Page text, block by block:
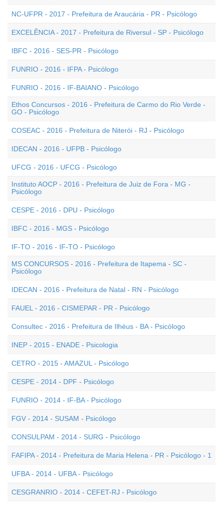
NC-UFPR - 2017 - Prefeitura de Araucária - PR - Psicólogo
EXCELÊNCIA - 2017 - Prefeitura de Riversul - SP - Psicólogo
IBFC - 2016 - SES-PR - Psicólogo
FUNRIO - 2016 - IFPA - Psicólogo
FUNRIO - 2016 - IF-BAIANO - Psicólogo
Ethos Concursos - 2016 - Prefeitura de Carmo do Rio Verde -
GO - Psicólogo
COSEAC - 2016 - Prefeitura de Niterói - RJ - Psicólogo
IDECAN - 2016 - UFPB - Psicólogo
UFCG - 2016 - UFCG - Psicólogo
Instituto AOCP - 2016 - Prefeitura de Juiz de Fora - MG -
Psicólogo
CESPE - 2016 - DPU - Psicólogo
IBFC - 2016 - MGS - Psicólogo
IF-TO - 2016 - IF-TO - Psicólogo
MS CONCURSOS - 2016 - Prefeitura de Itapema - SC -
Psicólogo
IDECAN - 2016 - Prefeitura de Natal - RN - Psicólogo
FAUEL - 2016 - CISMEPAR - PR - Psicólogo
Consultec - 2016 - Prefeitura de Ilhéus - BA - Psicólogo
INEP - 2015 - ENADE - Psicologia
CETRO - 2015 - AMAZUL - Psicólogo
CESPE - 2014 - DPF - Psicólogo
FUNRIO - 2014 - IF-BA - Psicólogo
FGV - 2014 - SUSAM - Psicólogo
CONSULPAM - 2014 - SURG - Psicólogo
FAFIPA - 2014 - Prefeitura de Maria Helena - PR - Psicólogo - 1
UFBA - 2014 - UFBA - Psicólogo
CESGRANRIO - 2014 - CEFET-RJ - Psicólogo